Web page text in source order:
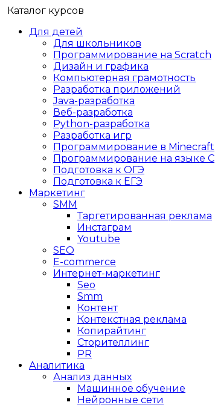
Каталог курсов
Для детей
Для школьников
Программирование на Scratch
Дизайн и графика
Компьютерная грамотность
Разработка приложений
Java-разработка
Веб-разработка
Python-разработка
Разработка игр
Программирование в Minecraft
Программирование на языке C
Подготовка к ОГЭ
Подготовка к ЕГЭ
Маркетинг
SMM
Таргетированная реклама
Инстаграм
Youtube
SEO
E-сommerce
Интернет-маркетинг
Seo
Smm
Контент
Контекстная реклама
Копирайтинг
Сторителлинг
PR
Аналитика
Анализ данных
Машинное обучение
Нейронные сети